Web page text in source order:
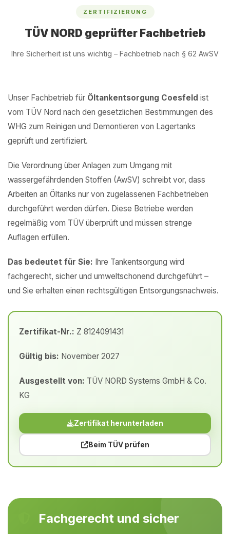
ZERTIFIZIERUNG
TÜV NORD geprüfter Fachbetrieb
Ihre Sicherheit ist uns wichtig – Fachbetrieb nach § 62 AwSV
Unser Fachbetrieb für Öltankentsorgung Coesfeld ist
vom TÜV Nord nach den gesetzlichen Bestimmungen des
WHG zum Reinigen und Demontieren von Lagertanks
geprüft und zertifiziert.
Die Verordnung über Anlagen zum Umgang mit
wassergefährdenden Stoffen (AwSV) schreibt vor, dass
Arbeiten an Öltanks nur von zugelassenen Fachbetrieben
durchgeführt werden dürfen. Diese Betriebe werden
regelmäßig vom TÜV überprüft und müssen strenge
Auflagen erfüllen.
Das bedeutet für Sie: Ihre Tankentsorgung wird
fachgerecht, sicher und umweltschonend durchgeführt –
und Sie erhalten einen rechtsgültigen Entsorgungsnachweis.
Zertifikat-Nr.: Z 8124091431
Gültig bis: November 2027
Ausgestellt von: TÜV NORD Systems GmbH & Co.
KG
Zertifikat herunterladen
Beim TÜV prüfen
Fachgerecht und sicher